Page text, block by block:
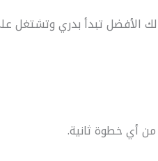
الأفضل تبدأ بدري وتشتغل
أي خطوة ثانية.